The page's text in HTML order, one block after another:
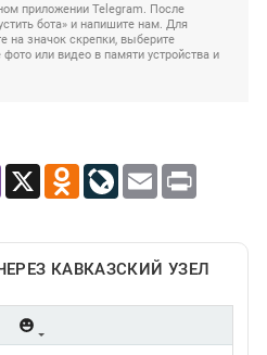
приложении Telegram. После
бота» и напишите нам. Для
на значок скрепки, выберите
или видео в памяти устройства и
Viber X Odnoklassniki
LiveJournal
Email Print
КАВКАЗСКИЙ УЗЕЛ